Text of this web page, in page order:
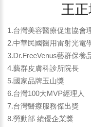
王
1.台灣美容醫療促進協會
2.中華民國醫用雷射光電
3.Dr.FreeVenus藝群保養
4.藝群皮膚科診所院長
5.國家品牌玉山獎
6.台灣100大MVP經理人
7.台灣醫療服務傑出獎
8.勞動部 績優企業獎